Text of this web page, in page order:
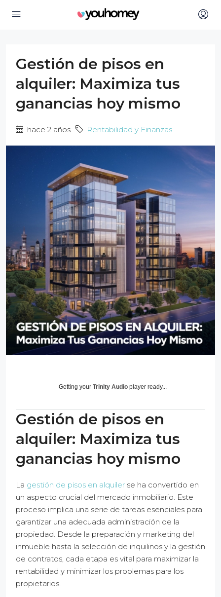
Gestión de pisos en
alquiler: Maximiza tus
ganancias hoy mismo
hace 2 años Rentabilidad y Finanzas
Getting your Trinity Audio player ready...
Gestión de pisos en
alquiler: Maximiza tus
ganancias hoy mismo
La gestión de pisos en alquiler se ha convertido en
un aspecto crucial del mercado inmobiliario. Este
proceso implica una serie de tareas esenciales para
garantizar una adecuada administración de la
propiedad. Desde la preparación y marketing del
inmueble hasta la selección de inquilinos y la gestión
de contratos, cada etapa es vital para maximizar la
rentabilidad y minimizar los problemas para los
propietarios.